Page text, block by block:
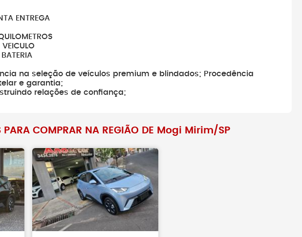
ENTREGA
na seleção de veículos premium e blindados; Procedência
e garantia;
relações de confiança;
PARA COMPRAR NA REGIÃO DE Mogi Mirim/SP
Não faça pagamentos antes de
verificar se o veículo realmente
existe.
Antes de fechar negócio,
busque pelo histórico do